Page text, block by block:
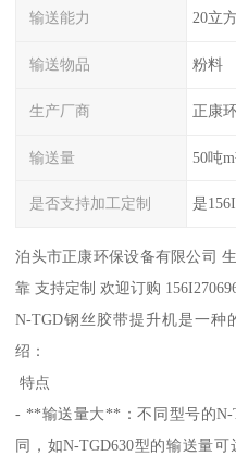
输送能力 20立
输送物品 粉料
生产厂商 正康
输送量 50吨
是否支持加工定制 是
泊头市正康环保设备有限公司
靠 支持定制 欢迎订购
N-TGD钢丝胶带提升机是一
绍：
特点
- **输送量大**：不同型号的N-
同，如N-TGD630型的输送量可